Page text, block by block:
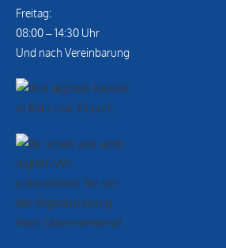
Freitag:
08:00 – 14:30 Uhr
Und nach Vereinbarung